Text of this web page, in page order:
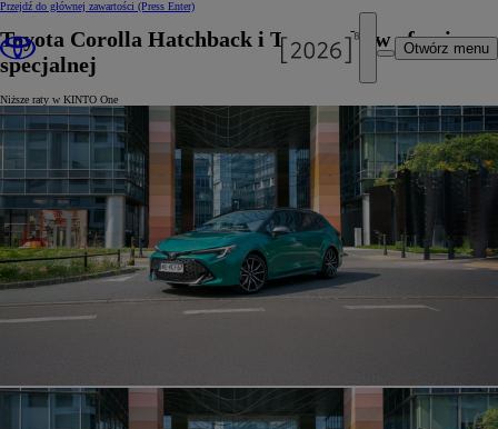
Przejdź do głównej zawartości (Press Enter)
Otwórz menu
Toyota Corolla Hatchback i TS Kombi w ofercie
specjalnej
Niższe raty w KINTO One